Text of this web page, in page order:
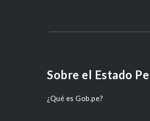
Sobre el Estado
¿Qué es Gob.pe?